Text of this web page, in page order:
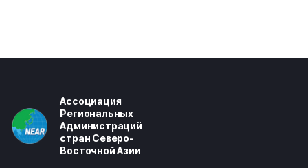
Ассоциация
Региональных
Администраций
стран Северо-
Восточной Азии